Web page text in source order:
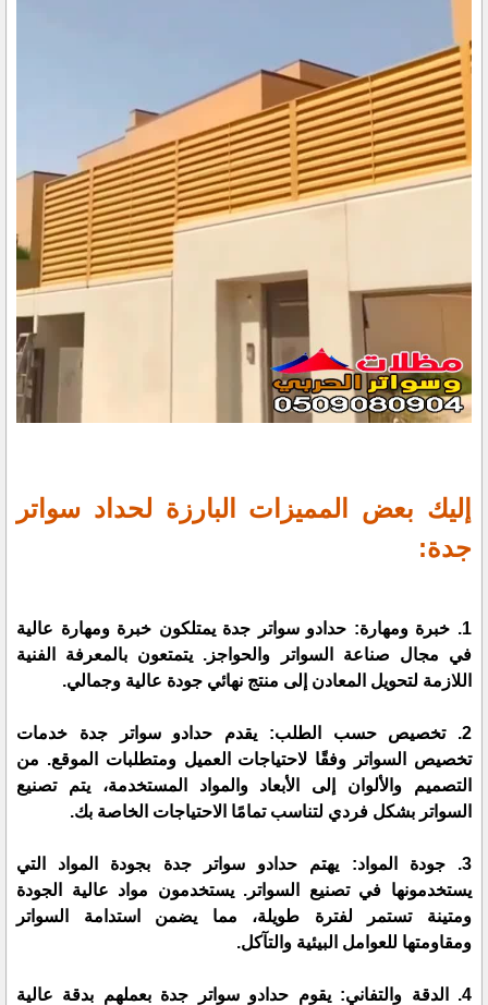
إليك بعض المميزات البارزة لحداد سواتر
جدة:
1. خبرة ومهارة: حدادو سواتر جدة يمتلكون خبرة ومهارة عالية
في مجال صناعة السواتر والحواجز. يتمتعون بالمعرفة الفنية
اللازمة لتحويل المعادن إلى منتج نهائي جودة عالية وجمالي.
2. تخصيص حسب الطلب: يقدم حدادو سواتر جدة خدمات
تخصيص السواتر وفقًا لاحتياجات العميل ومتطلبات الموقع. من
التصميم والألوان إلى الأبعاد والمواد المستخدمة، يتم تصنيع
السواتر بشكل فردي لتناسب تمامًا الاحتياجات الخاصة بك.
3. جودة المواد: يهتم حدادو سواتر جدة بجودة المواد التي
يستخدمونها في تصنيع السواتر. يستخدمون مواد عالية الجودة
ومتينة تستمر لفترة طويلة، مما يضمن استدامة السواتر
ومقاومتها للعوامل البيئية والتآكل.
4. الدقة والتفاني: يقوم حدادو سواتر جدة بعملهم بدقة عالية